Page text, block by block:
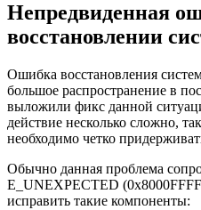
Непредвиденная
восстановлении
Ошибка восстановления
большое распространение в
выложили фикс данной
действие несколько сложно,
необходимо четко
Обычно данная проблема
E_UNEXPECTED
исправить такие компоненты: